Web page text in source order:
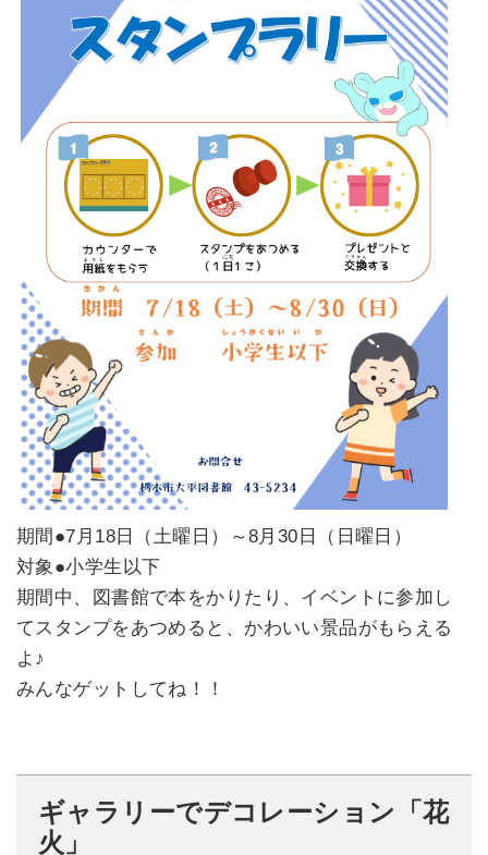
期間●7月18日（土曜日）～8月30日（日曜日）
対象●小学生以下
期間中、図書館で本をかりたり、イベントに参加し
てスタンプをあつめると、かわいい景品がもらえる
よ♪
みんなゲットしてね！！
ギャラリーでデコレーション「花
火」